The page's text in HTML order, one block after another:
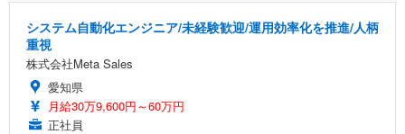
システム自動化エンジニア/未経験歓迎/運用効率化を推進/人柄
重視
株式会社Meta Sales
愛知県
月給30万9,600円～60万円
正社員